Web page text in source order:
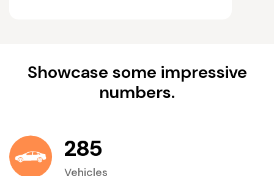
Showcase some impressive
numbers.
285
Vehicles